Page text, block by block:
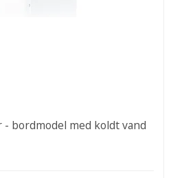
bordmodel med koldt vand